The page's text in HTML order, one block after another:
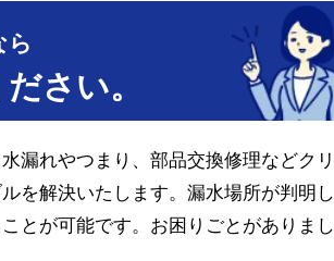
ら
さい。
漏れやつまり、部品交換修理などクリ
を解決いたします。漏水場所が判明し
とが可能です。お困りごとがありまし